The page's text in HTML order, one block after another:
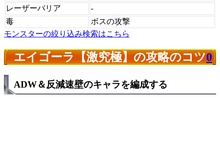
レーザーバリア
-
毒
ボスの攻撃
モンスターの絞り込み検索はこちら
エイゴーラ【激究極】の攻略のコツ0
ADW＆反減速壁のキャラを編成する